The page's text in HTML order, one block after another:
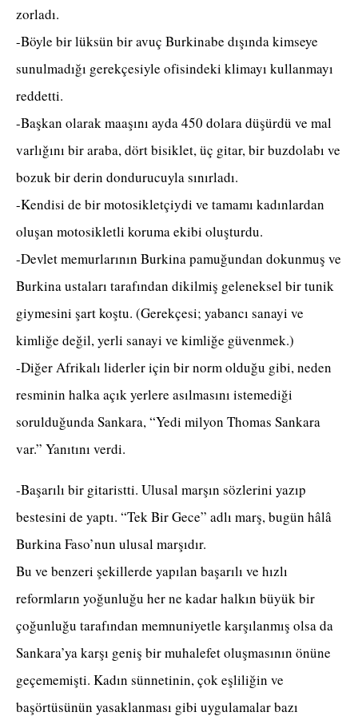
zorladı.
-Böyle bir lüksün bir avuç Burkinabe dışında kimseye
sunulmadığı gerekçesiyle ofisindeki klimayı kullanmayı
reddetti.
-Başkan olarak maaşını ayda 450 dolara düşürdü ve mal
varlığını bir araba, dört bisiklet, üç gitar, bir buzdolabı ve
bozuk bir derin dondurucuyla sınırladı.
-Kendisi de bir motosikletçiydi ve tamamı kadınlardan
oluşan motosikletli koruma ekibi oluşturdu.
-Devlet memurlarının Burkina pamuğundan dokunmuş ve
Burkina ustaları tarafından dikilmiş geleneksel bir tunik
giymesini şart koştu. (Gerekçesi; yabancı sanayi ve
kimliğe değil, yerli sanayi ve kimliğe güvenmek.)
-Diğer Afrikalı liderler için bir norm olduğu gibi, neden
resminin halka açık yerlere asılmasını istemediği
sorulduğunda Sankara, “Yedi milyon Thomas Sankara
var.” Yanıtını verdi.
-Başarılı bir gitaristti. Ulusal marşın sözlerini yazıp
bestesini de yaptı. “Tek Bir Gece” adlı marş, bugün hâlâ
Burkina Faso’nun ulusal marşıdır.
Bu ve benzeri şekillerde yapılan başarılı ve hızlı
reformların yoğunluğu her ne kadar halkın büyük bir
çoğunluğu tarafından memnuniyetle karşılanmış olsa da
Sankara’ya karşı geniş bir muhalefet oluşmasının önüne
geçememişti. Kadın sünnetinin, çok eşliliğin ve
başörtüsünün yasaklanması gibi uygulamalar bazı